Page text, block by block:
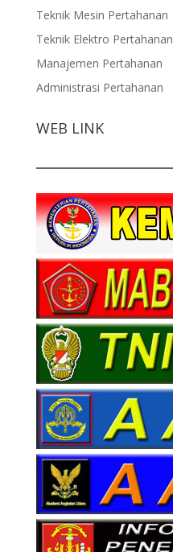
Teknik Mesin Pertahanan
Teknik Elektro Pertahanan
Manajemen Pertahanan
Administrasi Pertahanan
WEB LINK